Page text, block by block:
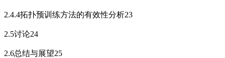
2.4.4拓扑预训练方法的有效性分析23
2.5讨论24
2.6总结与展望25